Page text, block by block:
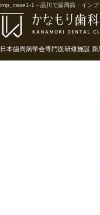
imp_case1-1－品川で歯周病・イン
日本歯周病学会専門医研修施設